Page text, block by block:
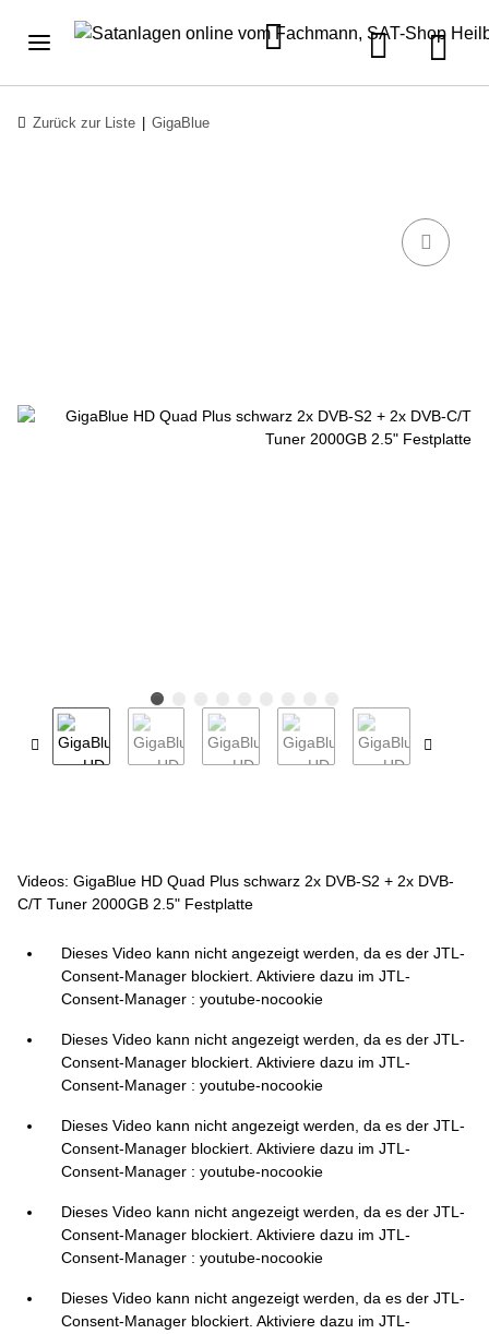
Zurück zur Liste GigaBlue
Videos: GigaBlue HD Quad Plus schwarz 2x DVB-S2 + 2x DVB-
C/T Tuner 2000GB 2.5" Festplatte
Dieses Video kann nicht angezeigt werden, da es der JTL-
Consent-Manager blockiert. Aktiviere dazu im JTL-
Consent-Manager : youtube-nocookie
Dieses Video kann nicht angezeigt werden, da es der JTL-
Consent-Manager blockiert. Aktiviere dazu im JTL-
Consent-Manager : youtube-nocookie
Dieses Video kann nicht angezeigt werden, da es der JTL-
Consent-Manager blockiert. Aktiviere dazu im JTL-
Consent-Manager : youtube-nocookie
Dieses Video kann nicht angezeigt werden, da es der JTL-
Consent-Manager blockiert. Aktiviere dazu im JTL-
Consent-Manager : youtube-nocookie
Dieses Video kann nicht angezeigt werden, da es der JTL-
Consent-Manager blockiert. Aktiviere dazu im JTL-